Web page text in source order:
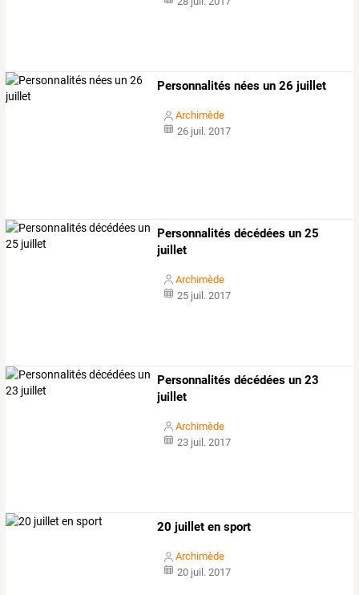
Personnalités nées un 26 juillet
Archimède
26 juil. 2017
Personnalités décédées un 25
juillet
Archimède
25 juil. 2017
Personnalités décédées un 23
juillet
Archimède
23 juil. 2017
20 juillet en sport
Archimède
20 juil. 2017